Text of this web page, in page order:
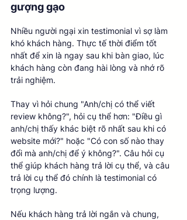
gượng gạo
Nhiều người ngại xin testimonial vì sợ làm
khó khách hàng. Thực tế thời điểm tốt
nhất để xin là ngay sau khi bàn giao, lúc
khách hàng còn đang hài lòng và nhớ rõ
trải nghiệm.
Thay vì hỏi chung "Anh/chị có thể viết
review không?", hỏi cụ thể hơn: "Điều gì
anh/chị thấy khác biệt rõ nhất sau khi có
website mới?" hoặc "Có con số nào thay
đổi mà anh/chị để ý không?". Câu hỏi cụ
thể giúp khách hàng trả lời cụ thể, và câu
trả lời cụ thể đó chính là testimonial có
trọng lượng.
Nếu khách hàng trả lời ngắn và chung,